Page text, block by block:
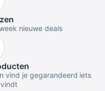
nieuwe deals
vind je gegarandeerd iets